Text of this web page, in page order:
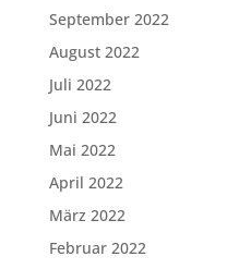
September 2022
August 2022
Juli 2022
Juni 2022
Mai 2022
April 2022
März 2022
Februar 2022